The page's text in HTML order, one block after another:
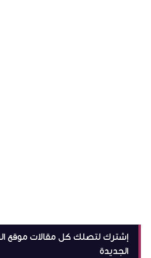
إشترك لتصلك كل مقالات موقع
الجديدة